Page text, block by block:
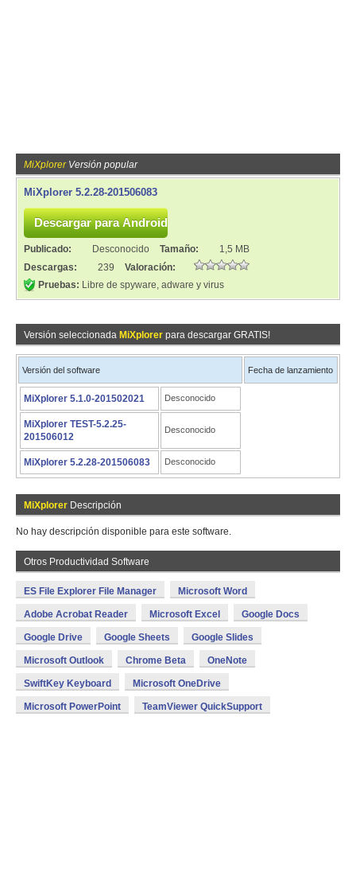
MiXplorerVersión popular
MiXplorer 5.2.28-201506083
Publicado: Desconocido Tamaño:
1,5 MB
Descargas:
239
Valoración:
Pruebas: Libre de spyware, adware y virus
Versión seleccionada MiXplorer para descargar GRATIS!
Versión del software Fecha de lanzamiento
MiXplorer 5.1.0-201502021 Desconocido
MiXplorer TEST-5.2.25-
201506012
Desconocido
MiXplorer 5.2.28-201506083 Desconocido
MiXplorer Descripción
No hay descripción disponible para este software.
Otros Productividad Software
ES File Explorer File Manager Microsoft Word
Adobe Acrobat Reader Microsoft Excel Google Docs
Google Drive Google Sheets Google Slides
Microsoft Outlook Chrome Beta OneNote
SwiftKey Keyboard Microsoft OneDrive
Microsoft PowerPoint TeamViewer QuickSupport